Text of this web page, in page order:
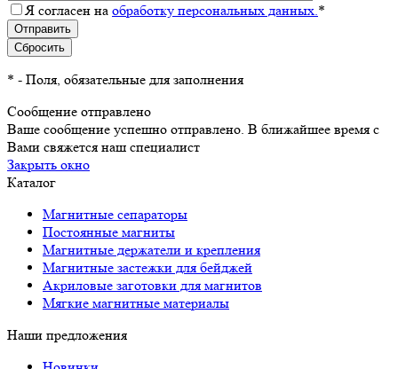
Я согласен на обработку персональных данных. *
* - Поля, обязательные для заполнения
Сообщение отправлено
Ваше сообщение успешно отправлено. В ближайшее время с
Вами свяжется наш специалист
Закрыть окно
Каталог
Магнитные сепараторы
Постоянные магниты
Магнитные держатели и крепления
Магнитные застежки для бейджей
Акриловые заготовки для магнитов
Мягкие магнитные материалы
Наши предложения